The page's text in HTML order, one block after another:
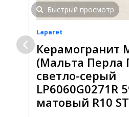
Быстрый просмотр
Laparet
Керамогранит
(Мальта Перла
светло-серый
LP6060G0271R
матовый R10